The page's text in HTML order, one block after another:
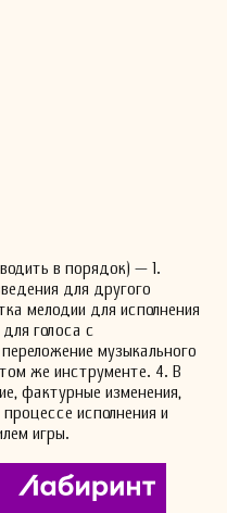
в порядок) — 1.
для другого
мелодии для исполнения
голоса с
музыкального
же инструменте. 4. В
фактурные изменения,
исполнения и
игры.